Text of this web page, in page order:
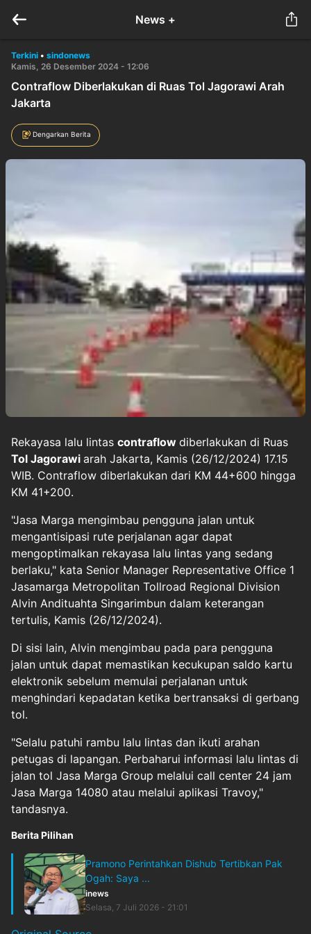
News +
Terkini • sindonews
Kamis, 26 Desember 2024 - 12:06
Contraflow Diberlakukan di Ruas Tol Jagorawi Arah
Jakarta
Dengarkan Berita
Rekayasa lalu lintas contraflow diberlakukan di Ruas
Tol Jagorawi arah Jakarta, Kamis (26/12/2024) 17.15
WIB. Contraflow diberlakukan dari KM 44+600 hingga
KM 41+200.
"Jasa Marga mengimbau pengguna jalan untuk
mengantisipasi rute perjalanan agar dapat
mengoptimalkan rekayasa lalu lintas yang sedang
berlaku," kata Senior Manager Representative Office 1
Jasamarga Metropolitan Tollroad Regional Division
Alvin Andituahta Singarimbun dalam keterangan
tertulis, Kamis (26/12/2024).
Di sisi lain, Alvin mengimbau pada para pengguna
jalan untuk dapat memastikan kecukupan saldo kartu
elektronik sebelum memulai perjalanan untuk
menghindari kepadatan ketika bertransaksi di gerbang
tol.
"Selalu patuhi rambu lalu lintas dan ikuti arahan
petugas di lapangan. Perbaharui informasi lalu lintas di
jalan tol Jasa Marga Group melalui call center 24 jam
Jasa Marga 14080 atau melalui aplikasi Travoy,"
tandasnya.
Berita Pilihan
Pramono Perintahkan Dishub Tertibkan Pak
Ogah: Saya ...
inews
Selasa, 7 Juli 2026 - 21:01